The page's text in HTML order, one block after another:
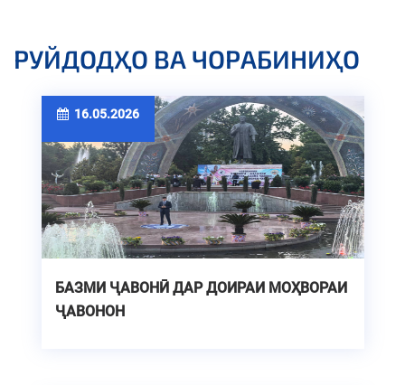
РУЙДОДҲО ВА ЧОРАБИНИҲО
16.05.2026
БАЗМИ ҶАВОНӢ ДАР ДОИРАИ МОҲВОРАИ
ҶАВОНОН